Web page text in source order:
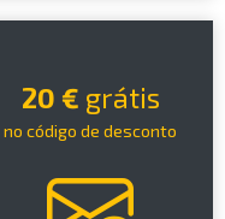
20 € grátis
no código de desconto